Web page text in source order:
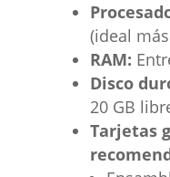
(ideal
RAM:
Disco
20 GB
Tarjetas